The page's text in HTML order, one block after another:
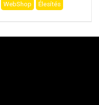
WebShop Élesítés